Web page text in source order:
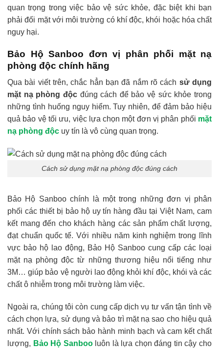
quan trọng trong việc bảo vệ sức khỏe, đặc biệt khi bạn
phải đối mặt với môi trường có khí độc, khói hoặc hóa chất
nguy hại.
Bảo Hộ Sanboo đơn vị phân phối mặt nạ
phòng độc chính hãng
Qua bài viết trên, chắc hẳn bạn đã nắm rõ cách sử dụng
mặt nạ phòng độcđúng cách để bảo vệ sức khỏe trong
những tình huống nguy hiểm. Tuy nhiên, để đảm bảo hiệu
quả bảo vệ tối ưu, việc lựa chọn một đơn vị phân phối mặt
nạ phòng độc uy tín là vô cùng quan trọng.
Cách sử dụng mặt nạ phòng độc đúng cách
Bảo Hộ Sanboo chính là một trong những đơn vị phân
phối các thiết bị bảo hộ uy tín hàng đầu tại Việt Nam, cam
kết mang đến cho khách hàng các sản phẩm chất lượng,
đạt chuẩn quốc tế. Với nhiều năm kinh nghiệm trong lĩnh
vực bảo hộ lao động, Bảo Hộ Sanboo cung cấp các loại
mặt nạ phòng độc từ những thương hiệu nổi tiếng như
3M… giúp bảo vệ người lao động khỏi khí độc, khói và các
chất ô nhiễm trong môi trường làm việc.
Ngoài ra, chúng tôi còn cung cấp dịch vụ tư vấn tận tình về
cách chọn lựa, sử dụng và bảo trì mặt nạ sao cho hiệu quả
nhất. Với chính sách bảo hành minh bạch và cam kết chất
lượng, Bảo Hộ Sanbooluôn là lựa chọn đáng tin cậy cho